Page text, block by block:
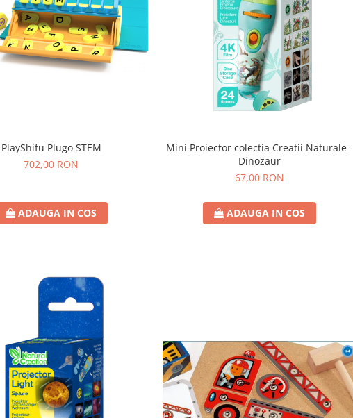
PlayShifu Plugo STEM
702,00 RON
ADAUGA IN COS
Mini Proiector colectia Creatii Naturale -
Dinozaur
67,00 RON
ADAUGA IN COS